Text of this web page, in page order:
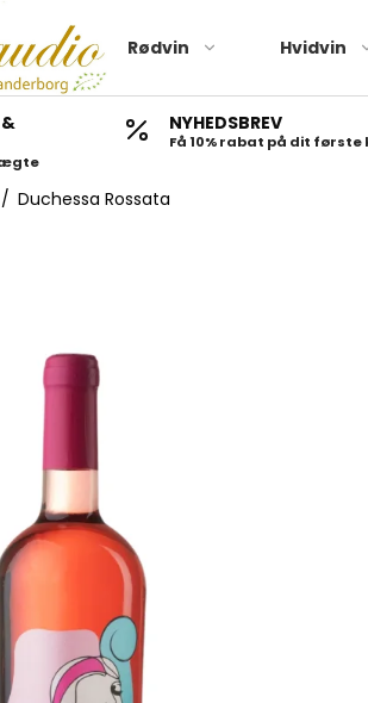
Rødvin Hvidvin
ægte
NYHEDSBREV
Få 10% rabat på dit første
/ Duchessa Rossata